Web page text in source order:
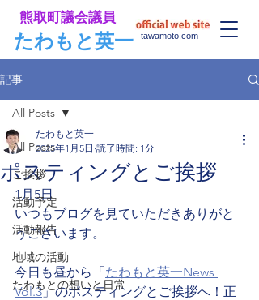
​たわもと英一
​熊取町議会議員
tawamoto.com
記事
All Posts
ご挨拶
活動予定
活動報告
地域の活動
たわもとの想いと日常
All Posts
ポスティングとご挨拶
たわもと英一
2025年1月5日 読了時間: 1分
1月5日
いつもブログを見ていただきありがと
うございます。
今日も昼から「たわもと英一News
Vol.3」のポスティングとご挨拶へ！正